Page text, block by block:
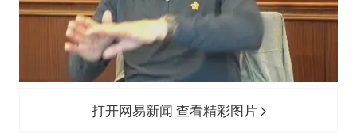
打开网易新闻 查看精彩图片